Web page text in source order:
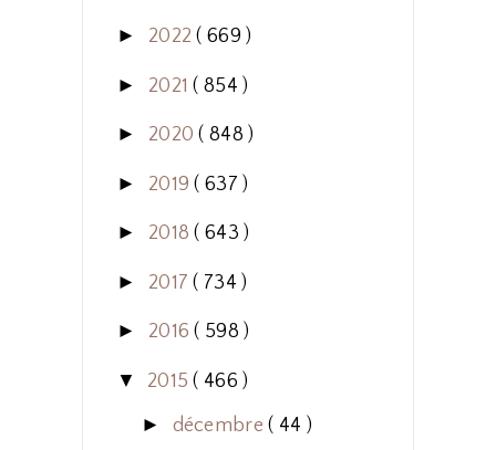
► 2022( 669 )
► 2021( 854 )
► 2020( 848 )
► 2019( 637 )
► 2018( 643 )
► 2017( 734 )
► 2016( 598 )
▼ 2015( 466 )
► décembre( 44 )